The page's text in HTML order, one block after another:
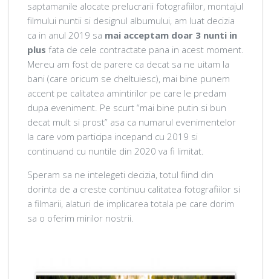
saptamanile alocate prelucrarii fotografiilor, montajul
filmului nuntii si designul albumului, am luat decizia
ca in anul 2019 sa mai acceptam doar 3 nunti in
plus fata de cele contractate pana in acest moment.
Mereu am fost de parere ca decat sa ne uitam la
bani (care oricum se cheltuiesc), mai bine punem
accent pe calitatea amintirilor pe care le predam
dupa eveniment. Pe scurt “mai bine putin si bun
decat mult si prost” asa ca numarul evenimentelor
la care vom participa incepand cu 2019 si
continuand cu nuntile din 2020 va fi limitat.
Speram sa ne intelegeti decizia, totul fiind din
dorinta de a creste continuu calitatea fotografiilor si
a filmarii, alaturi de implicarea totala pe care dorim
sa o oferim mirilor nostrii.